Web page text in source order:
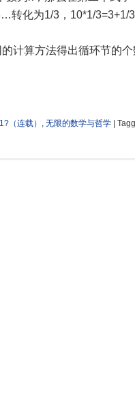
转化为1/3，10*1/
计算方法得出循环节的
（连载） , 无限的数学与哲学 |